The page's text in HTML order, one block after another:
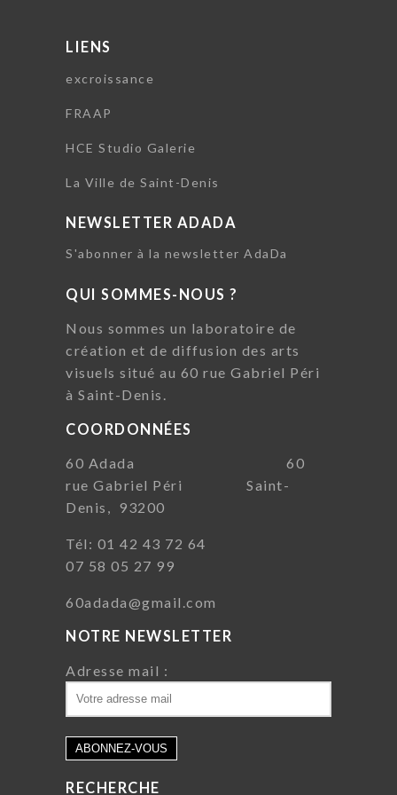
LIENS
excroissance
FRAAP
HCE Studio Galerie
La Ville de Saint-Denis
NEWSLETTER ADADA
S'abonner à la newsletter AdaDa
QUI SOMMES-NOUS ?
Nous sommes un laboratoire de
création et de diffusion des arts
visuels situé au 60 rue Gabriel Péri
à Saint-Denis.
COORDONNÉES
60 Adada 60
rue Gabriel Péri Saint-
Denis, 93200
Tél: 01 42 43 72 64
07 58 05 27 99
60adada@gmail.com
NOTRE NEWSLETTER
Adresse mail :
RECHERCHE